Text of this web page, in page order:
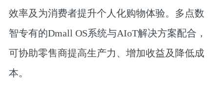
效率及为消费者提升个人化购物体验。多点数
智专有的Dmall OS系统与AIoT解决方案配合，
可协助零售商提高生产力、增加收益及降低成
本。